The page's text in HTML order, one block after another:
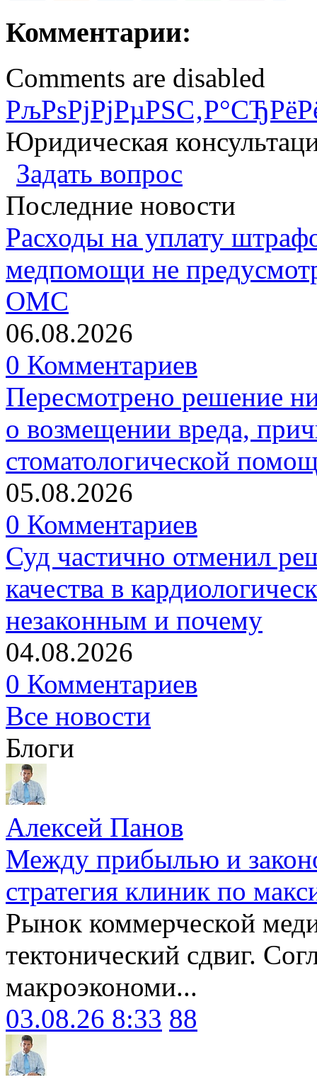
Комментарии:
Comments are disabled
Юридическая
Задать вопрос
Последние новости
Расходы на уплату
медпомощи не
ОМС
06.08.2026
0 Комментариев
Пересмотрено решение
о возмещении вреда,
стоматологической
05.08.2026
0 Комментариев
Суд частично отменил
качества в
незаконным и почему
04.08.2026
0 Комментариев
Все новости
Блоги
Алексей Панов
Между прибылью и
стратегия клиник по
Рынок коммерческой
тектонический сдвиг.
макроэкономи...
03.08.26 8:33 88